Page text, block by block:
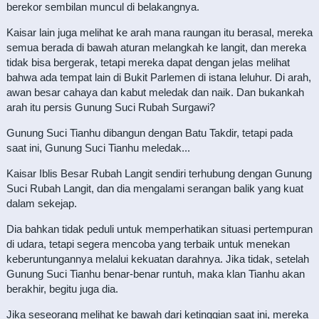
berekor sembilan muncul di belakangnya.
Kaisar lain juga melihat ke arah mana raungan itu berasal, mereka
semua berada di bawah aturan melangkah ke langit, dan mereka
tidak bisa bergerak, tetapi mereka dapat dengan jelas melihat
bahwa ada tempat lain di Bukit Parlemen di istana leluhur. Di arah,
awan besar cahaya dan kabut meledak dan naik. Dan bukankah
arah itu persis Gunung Suci Rubah Surgawi?
Gunung Suci Tianhu dibangun dengan Batu Takdir, tetapi pada
saat ini, Gunung Suci Tianhu meledak...
Kaisar Iblis Besar Rubah Langit sendiri terhubung dengan Gunung
Suci Rubah Langit, dan dia mengalami serangan balik yang kuat
dalam sekejap.
Dia bahkan tidak peduli untuk memperhatikan situasi pertempuran
di udara, tetapi segera mencoba yang terbaik untuk menekan
keberuntungannya melalui kekuatan darahnya. Jika tidak, setelah
Gunung Suci Tianhu benar-benar runtuh, maka klan Tianhu akan
berakhir, begitu juga dia.
Jika seseorang melihat ke bawah dari ketinggian saat ini, mereka